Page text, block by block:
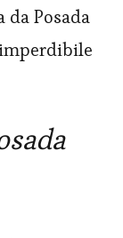
Posada